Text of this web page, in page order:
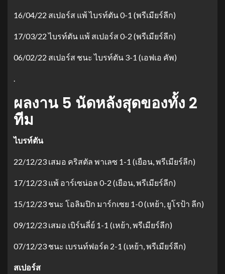
16/04/22 สเปอร์ส แพ้ ไบรท์ตัน 0-1 (พรีเมียร์ลีก)
17/03/22 ไบรท์ตัน แพ้ สเปอร์ส 0-2 (พรีเมียร์ลีก)
06/02/22 สเปอร์ส ชนะ ไบรท์ตัน 3-1 (เอฟเอ คัพ)
.
ผลงาน 5 นัดหลังสุดของทั้ง 2
ทีม
ไบรท์ตัน
22/12/23 เสมอ คริสตัล พาเลซ 1-1 (เยือน, พรีเมียร์ลีก)
17/12/23 แพ้ อาร์เซน่อล 0-2 (เยือน, พรีเมียร์ลีก)
15/12/23 ชนะ โอลิมปิก มาร์กเซย 1-0 (เหย้า, ยูโรป้า ลีก)
09/12/23 เสมอ เบิร์นลี่ย์ 1-1 (เหย้า, พรีเมียร์ลีก)
07/12/23 ชนะ เบรนท์ฟอร์ด 2-1 (เหย้า, พรีเมียร์ลีก)
สเปอร์ส